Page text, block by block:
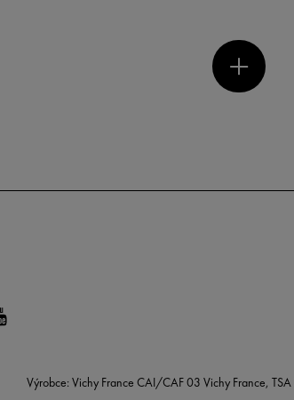
Výrobce: Vichy France CAI/CAF 03 Vichy France,